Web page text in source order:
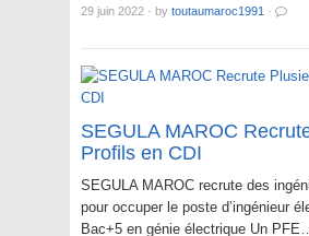
29 juin 2022 · by toutaumaroc1991 ·
SEGULA MAROC
Profils en CDI
SEGULA MAROC recrute des
pour occuper le poste d’ingénieur
Bac+5 en génie électrique Un